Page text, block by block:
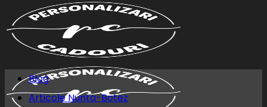
Blog
Articole Nunta-Botez